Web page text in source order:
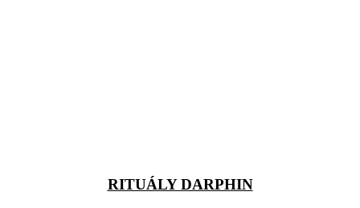
RITUÁLY DARPHIN